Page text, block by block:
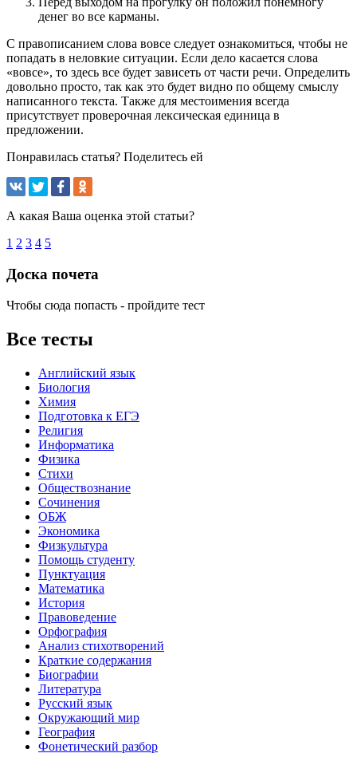
денег во все карманы.
С правописанием слова вовсе следует ознакомиться, чтобы не
попадать в неловкие ситуации. Если дело касается слова
«вовсе», то здесь все будет зависеть от части речи. Определить
довольно просто, так как это будет видно по общему смыслу
написанного текста. Также для местоимения всегда
присутствует проверочная лексическая единица в
предложении.
Понравилась статья? Поделитесь ей
А какая Ваша оценка этой статьи?
1 2 3 4 5
Доска почета
Чтобы сюда попасть - пройдите тест
Все тесты
Английский язык
Биология
Химия
Подготовка к ЕГЭ
Религия
Информатика
Физика
Стихи
Обществознание
Сочинения
ОБЖ
Экономика
Физкультура
Помощь студенту
Пунктуация
Математика
История
Правоведение
Орфография
Анализ стихотворений
Краткие содержания
Биографии
Литература
Русский язык
Окружающий мир
География
Фонетический разбор